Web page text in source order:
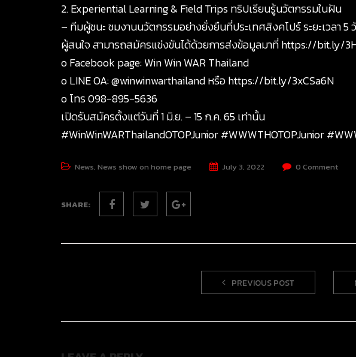
2. Experiential Learning & Field Trips ทริปเรียนรู้นวัตกรรมในฝัน
– ทีมผู้ชนะ ชมงานนวัตกรรมอย่างยั่งยืนที่ประเทศสิงคโปร์ ระยะเวลา 5
ผู้สนใจ สามารถสมัครแข่งขันได้ด้วยการส่งข้อมูลมาที่https://bit.ly/
o Facebook page: Win Win WAR Thailand
o LINE OA: @winwinwarthailand หรือhttps://bit.ly/3xCSa6N
o โทร 098-895-5636
เปิดรับสมัครตั้งแต่วันที่ 1 มิ.ย. – 15 ก.ค. 65 เท่านั้น
#WinWinWARThailandOTOPJunior#WWWTHOTOPJunior
News, News show on home page July 3, 2022 0 Comment
SHARE:
PREVIOUS POST